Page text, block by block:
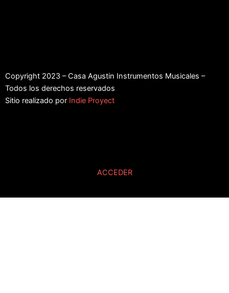
Copyright 2023 – Casa Agustin Instrumentos Musicales –
Todos los derechos reservados
Sitio realizado por Indie Proyect
ACCEDER